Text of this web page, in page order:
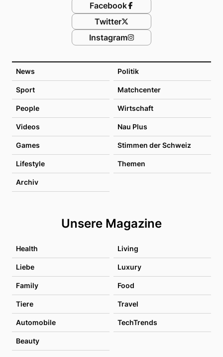
News Politik
Sport Matchcenter
People Wirtschaft
Videos Nau Plus
Games Stimmen der Schweiz
Lifestyle Themen
Archiv
Unsere Magazine
Health Living
Liebe Luxury
Family Food
Tiere Travel
Automobile TechTrends
Beauty
Facebook
Twitter
Instagram